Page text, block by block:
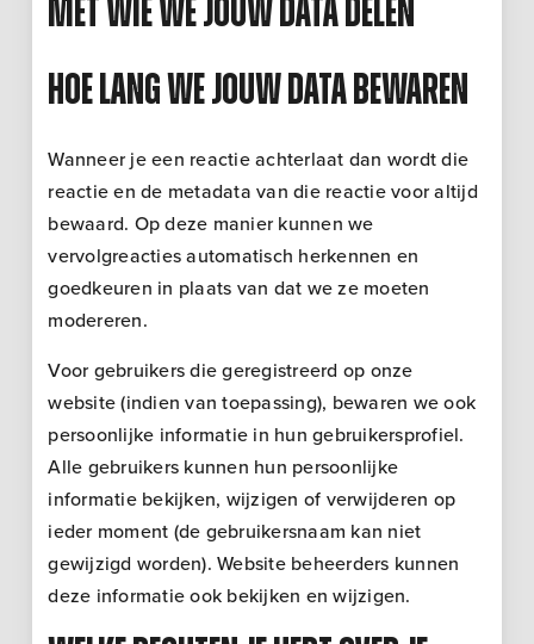
Met wie we jouw data delen
Hoe lang we jouw data bewaren
Wanneer je een reactie achterlaat dan wordt die
reactie en de metadata van die reactie voor altijd
bewaard. Op deze manier kunnen we
vervolgreacties automatisch herkennen en
goedkeuren in plaats van dat we ze moeten
modereren.
Voor gebruikers die geregistreerd op onze
website (indien van toepassing), bewaren we ook
persoonlijke informatie in hun gebruikersprofiel.
Alle gebruikers kunnen hun persoonlijke
informatie bekijken, wijzigen of verwijderen op
ieder moment (de gebruikersnaam kan niet
gewijzigd worden). Website beheerders kunnen
deze informatie ook bekijken en wijzigen.